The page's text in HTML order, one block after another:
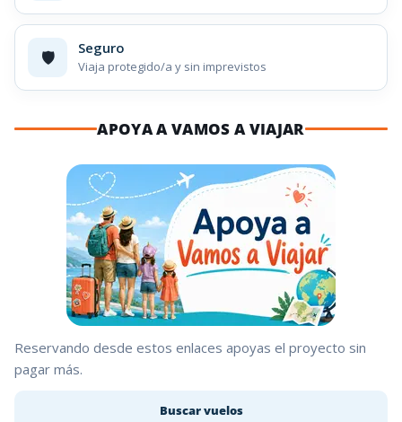
🛡️ Seguro
Viaja protegido/a y sin imprevistos
APOYA A VAMOS A VIAJAR
Reservando desde estos enlaces apoyas el proyecto sin
pagar más.
Buscar vuelos